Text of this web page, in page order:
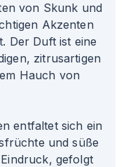
von Skunk und
Akzenten
Der Duft ist eine
zitrusartigen
Hauch von
entfaltet sich ein
und süße
gefolgt